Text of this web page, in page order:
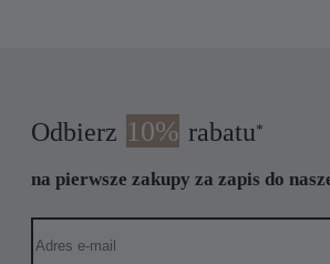
Odbierz 10% rabatu*
na pierwsze zakupy za zapis do